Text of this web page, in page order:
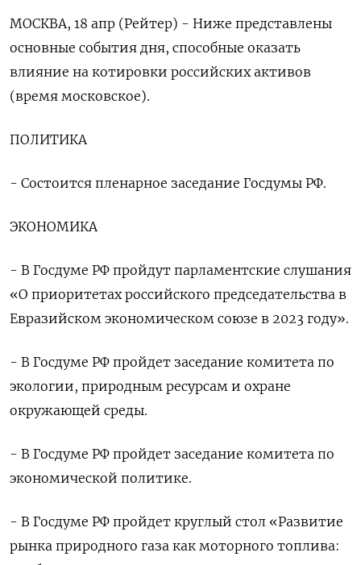
МОСКВА, 18 апр (Рейтер) - Ниже представлены
основные события дня, способные оказать
влияние на котировки российских активов
(время московское).
ПОЛИТИКА
- Состоится пленарное заседание Госдумы РФ.
ЭКОНОМИКА
- В Госдуме РФ пройдут парламентские слушания
«О приоритетах российского председательства в
Евразийском экономическом союзе в 2023 году».
- В Госдуме РФ пройдет заседание комитета по
экологии, природным ресурсам и охране
окружающей среды.
- В Госдуме РФ пройдет заседание комитета по
экономической политике.
- В Госдуме РФ пройдет круглый стол «Развитие
рынка природного газа как моторного топлива: